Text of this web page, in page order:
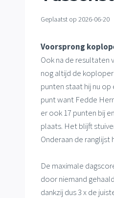
Geplaatst op 2026-06-20
Voorsprong
Ook na de resultaten
nog altijd de
punten staat hij nu
punt want Fedde
er ook 17 punten bij
plaats. Het blijft
Onderaan de
De maximale
door niemand
dankzij dus 3 x de